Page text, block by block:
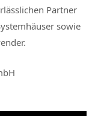
Partner
sowie